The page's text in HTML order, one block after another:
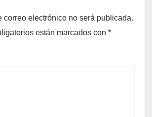
correo electrónico no será publicada.
están marcados con *